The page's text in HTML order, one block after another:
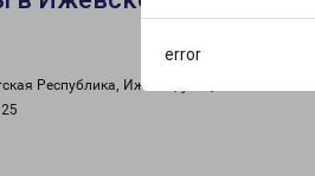
error
Республика, Ижевск, улица